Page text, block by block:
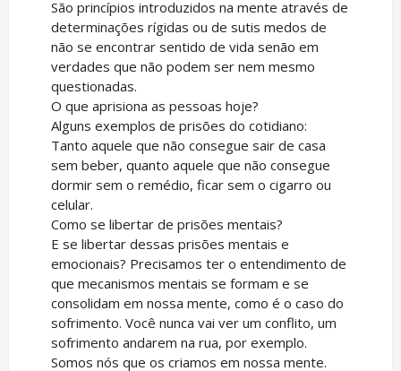
São princípios introduzidos na mente através de
determinações rígidas ou de sutis medos de
não se encontrar sentido de vida senão em
verdades que não podem ser nem mesmo
questionadas.
O que aprisiona as pessoas hoje?
Alguns exemplos de prisões do cotidiano:
Tanto aquele que não consegue sair de casa
sem beber, quanto aquele que não consegue
dormir sem o remédio, ficar sem o cigarro ou
celular.
Como se libertar de prisões mentais?
E se libertar dessas prisões mentais e
emocionais? Precisamos ter o entendimento de
que mecanismos mentais se formam e se
consolidam em nossa mente, como é o caso do
sofrimento. Você nunca vai ver um conflito, um
sofrimento andarem na rua, por exemplo.
Somos nós que os criamos em nossa mente.